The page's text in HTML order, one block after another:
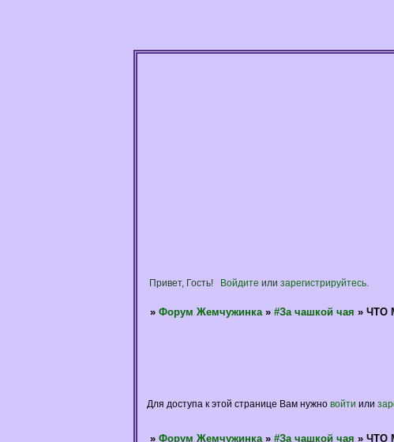
Привет, Гость! Войдите илизарегистрируйтесь
»Форум Жемчужинка »#За чашкой чая »ЧТО
Для доступа к этой странице Вам нужно войти или
»Форум Жемчужинка »#За чашкой чая »ЧТО